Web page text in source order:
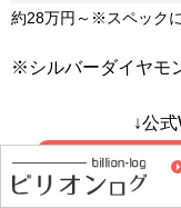
約28万円～※スペック
※シルバーダイヤモ
↓公